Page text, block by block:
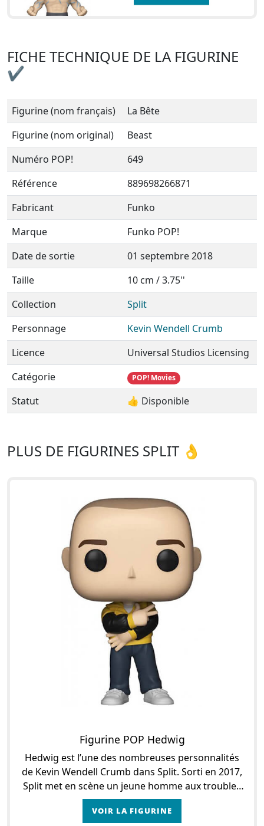
FICHE TECHNIQUE DE LA FIGURINE
✔
Figurine (nom français)
La Bête
Figurine (nom original)
Beast
Numéro POP!
649
Référence
889698266871
Fabricant
Funko
Marque
Funko POP!
Date de sortie
01 septembre 2018
Taille
10 cm / 3.75''
Collection
Split
Personnage
Kevin Wendell Crumb
Licence
Universal Studios Licensing
Catégorie
POP! Movies
Statut 👍 Disponible
PLUS DE FIGURINES SPLIT 👌
Figurine POP Hedwig
Hedwig est l’une des nombreuses personnalités
de Kevin Wendell Crumb dans Split. Sorti en 2017,
Split met en scène un jeune homme aux troubles
de la personnalité importants. Sa psychiatre décèl
VOIR LA FIGURINE